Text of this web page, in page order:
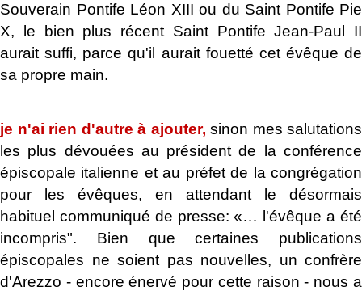
Souverain Pontife Léon XIII ou du Saint Pontife Pie
X, le bien plus récent Saint Pontife Jean-Paul II
aurait suffi, parce qu'il aurait fouetté cet évêque de
sa propre main.
je n'ai rien d'autre à ajouter, sinon mes salutations
les plus dévouées au président de la conférence
épiscopale italienne et au préfet de la congrégation
pour les évêques, en attendant le désormais
habituel communiqué de presse: «… l'évêque a été
incompris". Bien que certaines publications
épiscopales ne soient pas nouvelles, un confrère
d'Arezzo - encore énervé pour cette raison - nous a